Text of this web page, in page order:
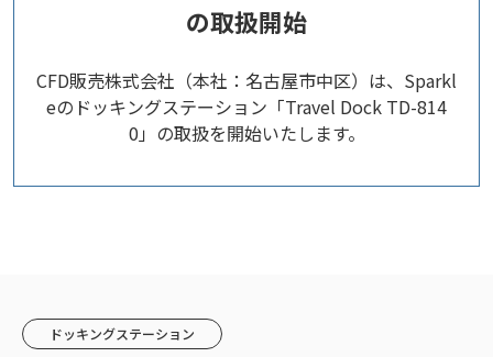
の取扱開始
CFD販売株式会社（本社：名古屋市中区）は、Sparkl
eのドッキングステーション「Travel Dock TD-814
0」の取扱を開始いたします。
ドッキングステーション